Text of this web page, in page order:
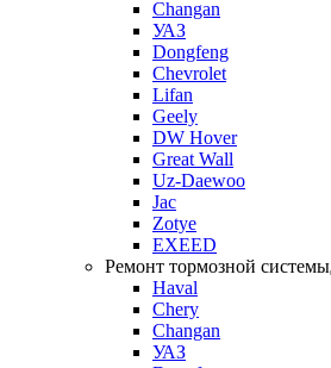
Changan
УАЗ
Dongfeng
Chevrolet
Lifan
Geely
DW Hover
Great Wall
Uz-Daewoo
Jac
Zotye
EXEED
Ремонт тормозной системы
Haval
Chery
Changan
УАЗ